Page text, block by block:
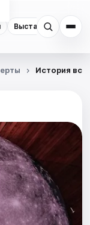
Выставки
История